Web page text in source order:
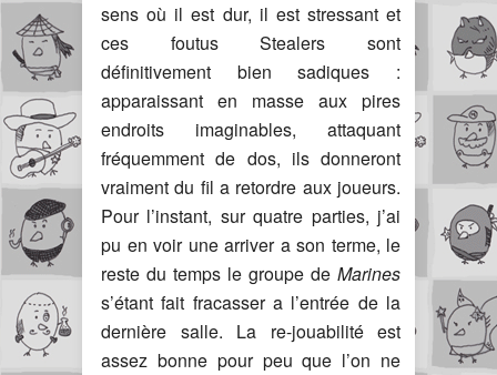
sens où il est dur, il est stressant et
ces foutus Stealers sont
définitivement bien sadiques :
apparaissant en masse aux pires
endroits imaginables, attaquant
fréquemment de dos, ils donneront
vraiment du fil a retordre aux joueurs.
Pour l’instant, sur quatre parties, j’ai
pu en voir une arriver a son terme, le
reste du temps le groupe de Marines
s’étant fait fracasser a l’entrée de la
dernière salle. La re-jouabilité est
assez bonne pour peu que l’on ne